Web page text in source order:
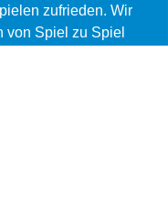
zufrieden. Wir
von Spiel zu Spiel